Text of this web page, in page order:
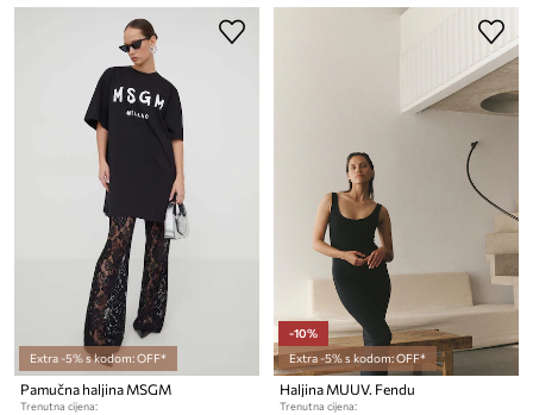
Extra -5% s kodom: OFF*
Pamučna haljina MSGM
Trenutna cijena:
-10%
Extra -5% s kodom: OFF*
Haljina MUUV. Fendu
Trenutna cijena: